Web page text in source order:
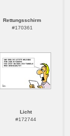
Rettungsschirm
#170361
Licht
#172744